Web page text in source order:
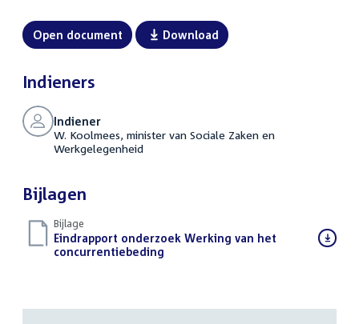
Open document Download
Indieners
Indiener
W. Koolmees, minister van Sociale Zaken en
Werkgelegenheid
Bijlagen
Bijlage
Download
bestand:
Eindrapport onderzoek Werking van het
concurrentiebeding